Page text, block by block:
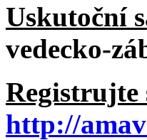
Uskutoční
vedecko-
Registrujte
http://